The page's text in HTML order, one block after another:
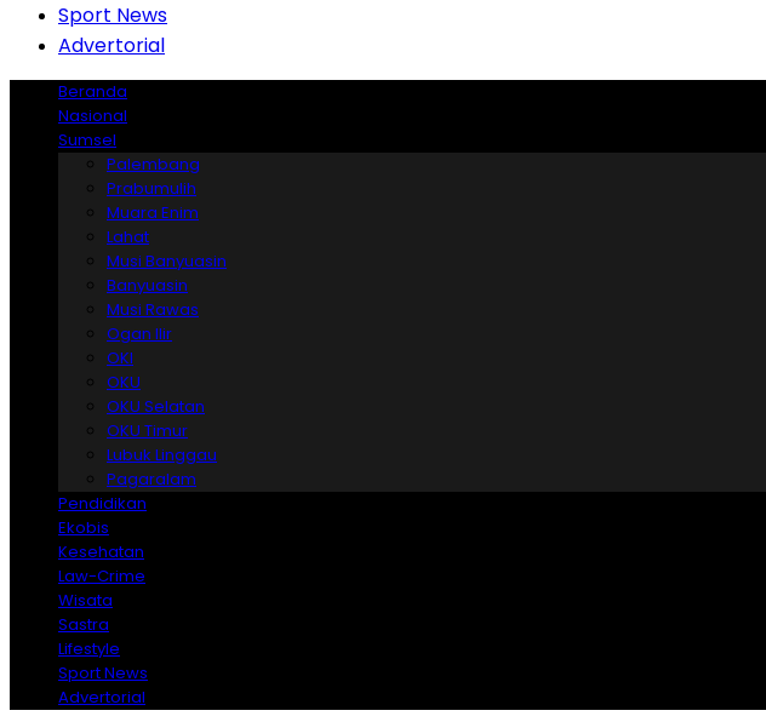
Sport News
Advertorial
Beranda
Nasional
Sumsel
Palembang
Prabumulih
Muara Enim
Lahat
Musi Banyuasin
Banyuasin
Musi Rawas
Ogan Ilir
OKI
OKU
OKU Selatan
OKU Timur
Lubuk Linggau
Pagaralam
Pendidikan
Ekobis
Kesehatan
Law-Crime
Wisata
Sastra
Lifestyle
Sport News
Advertorial